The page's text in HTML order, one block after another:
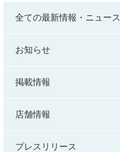
全ての最新情報・ニュース
お知らせ
掲載情報
店舗情報
プレスリリース